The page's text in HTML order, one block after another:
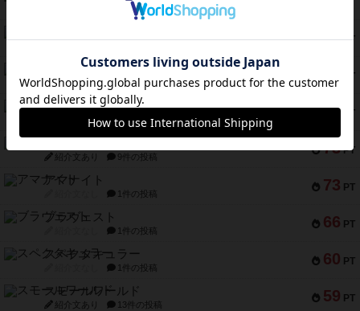
1件の投稿
79 PT
PT
インドネシア
紹介文あり 2件の投稿
75 PT
宵と暁の呪文書
紹介文あり 8件の投稿
73 PT
紹介文あり 9件の投稿
73 PT
アマナイト
1件の投稿
66 PT
ブラヴェスト
1件の投稿
60 PT
スペクタキュラー
1件の投稿
59 PT
スモールワールド
紹介文あり 13件の投稿